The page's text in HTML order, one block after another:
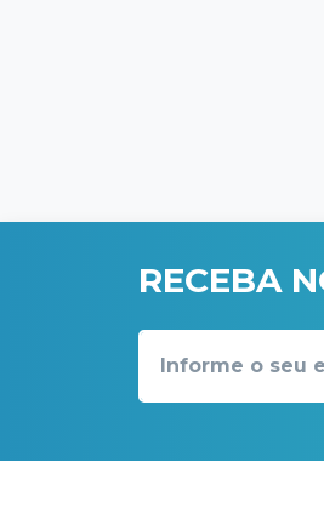
RECEBA